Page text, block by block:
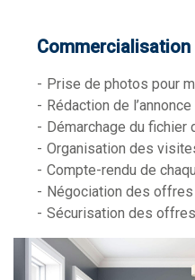
Commercialisation
Prise de photos pour
Rédaction de
Démarchage du
Organisation des
Compte-rendu de
Négociation des offres
Sécurisation des